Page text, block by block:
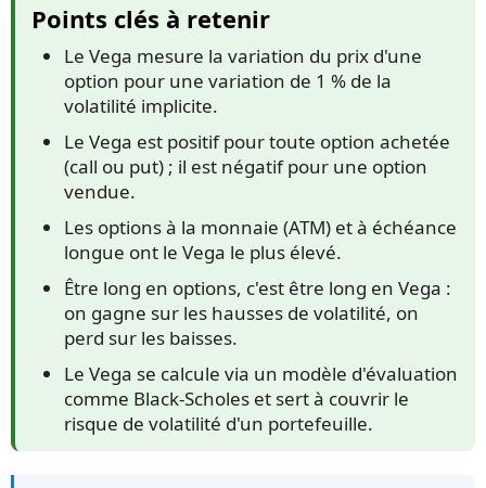
Points clés à retenir
Le Vega mesure la variation du prix d'une
option pour une variation de 1 % de la
volatilité implicite.
Le Vega est positif pour toute option achetée
(call ou put) ; il est négatif pour une option
vendue.
Les options à la monnaie (ATM) et à échéance
longue ont le Vega le plus élevé.
Être long en options, c'est être long en Vega :
on gagne sur les hausses de volatilité, on
perd sur les baisses.
Le Vega se calcule via un modèle d'évaluation
comme Black-Scholes et sert à couvrir le
risque de volatilité d'un portefeuille.